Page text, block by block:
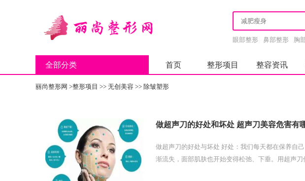
眼部整形 鼻部整形 胸
全部分类 首页 整形项目 整容资讯
丽尚整形网 >整形项目 >> 无创美容 >> 除皱塑形
做超声刀的好处和坏处 超声刀美容危害有
做超声刀的好处与坏处 好处：我们每天都在保养自
渐流失，面部肌肤也开始变得松弛、下垂。用超声